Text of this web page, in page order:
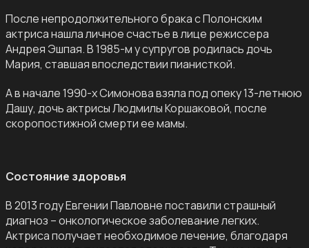
После непродолжительного брака с Полонским
актриса нашла личное счастье в лице режиссера
Андрея Эшпая. В 1985-м у супругов родилась дочь
Мария, ставшая впоследствии пианисткой.
А в начале 1990-х Симонова взяла под опеку 13-летнюю
Дашу, дочь актрисы Людмилы Коршаковой, после
скоропостижной смерти ее мамы.
Состояние здоровья
В 2013 году Евгении Павловне поставили страшный
диагноз – онкологическое заболевание легких.
Актриса получает необходимое лечение, благодаря